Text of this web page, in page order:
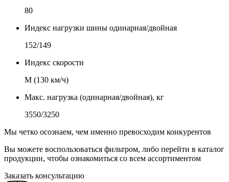
80
Индекс нагрузки шины одинарная/двойная
152/149
Индекс скорости
М (130 км/ч)
Макс. нагрузка (одинарная/двойная), кг
3550/3250
Мы четко осознаем, чем именно превосходим конкурентов
Вы можете воспользоваться фильтром, либо перейти в каталог
продукции, чтобы ознакомиться со всем ассортиментом
Заказать консультацию